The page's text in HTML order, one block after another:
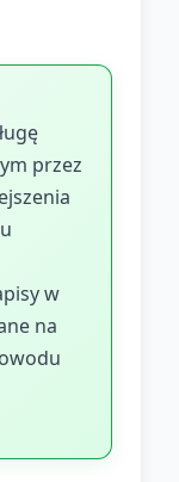
przez
w
na